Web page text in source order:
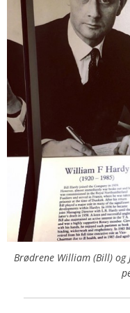
Brødrene William (Bill) og